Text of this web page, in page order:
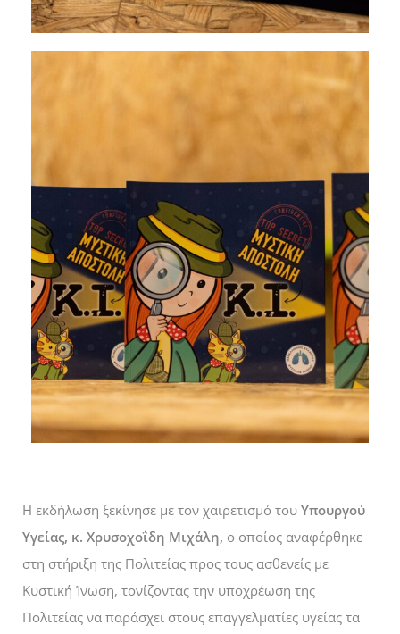
Η εκδήλωση ξεκίνησε με τον χαιρετισμό του Υπουργού
Υγείας, κ. Χρυσοχοΐδη Μιχάλη, ο οποίος αναφέρθηκε
στη στήριξη της Πολιτείας προς τους ασθενείς με
Κυστική Ίνωση, τονίζοντας την υποχρέωση της
Πολιτείας να παράσχει στους επαγγελματίες υγείας τα